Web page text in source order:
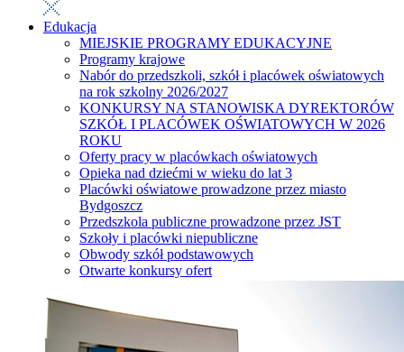
Edukacja
MIEJSKIE PROGRAMY EDUKACYJNE
Programy krajowe
Nabór do przedszkoli, szkół i placówek oświatowych
na rok szkolny 2026/2027
KONKURSY NA STANOWISKA DYREKTORÓW
SZKÓŁ I PLACÓWEK OŚWIATOWYCH W 2026
ROKU
Oferty pracy w placówkach oświatowych
Opieka nad dziećmi w wieku do lat 3
Placówki oświatowe prowadzone przez miasto
Bydgoszcz
Przedszkola publiczne prowadzone przez JST
Szkoły i placówki niepubliczne
Obwody szkół podstawowych
Otwarte konkursy ofert